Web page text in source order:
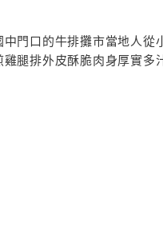
門口的牛排攤市當地人從
雞腿排外皮酥脆肉身厚實多